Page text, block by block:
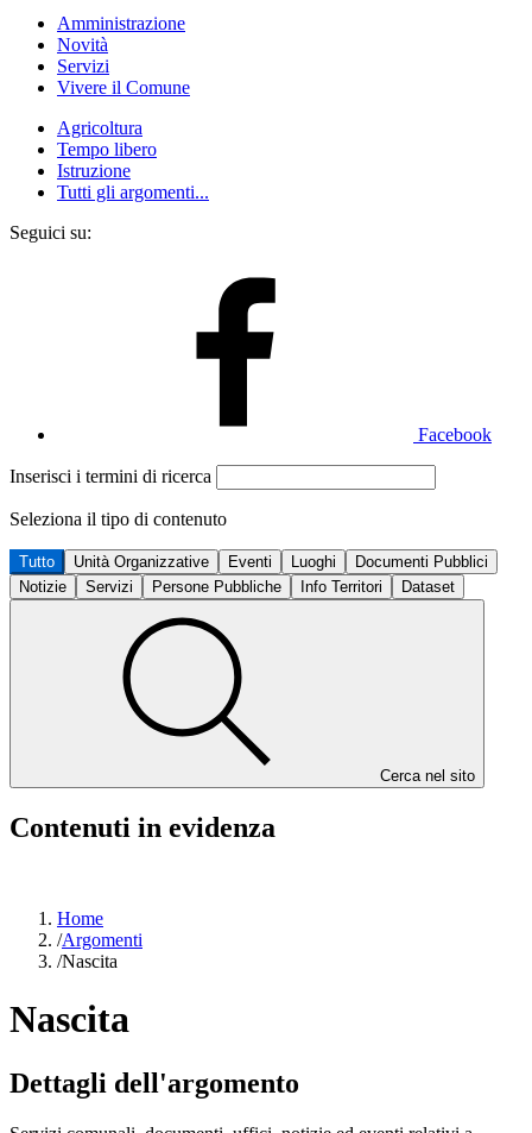
Amministrazione
Novità
Servizi
Vivere il Comune
Agricoltura
Tempo libero
Istruzione
Tutti gli argomenti...
Seguici su:
Facebook
Inserisci i termini di ricerca
Seleziona il tipo di contenuto
Tutto Unità Organizzative Eventi Luoghi
Documenti Pubblici
Notizie
Servizi Persone Pubbliche Info Territori Dataset
Cerca nel sito
Contenuti in evidenza
Home
/Argomenti
/Nascita
Nascita
Dettagli dell'argomento